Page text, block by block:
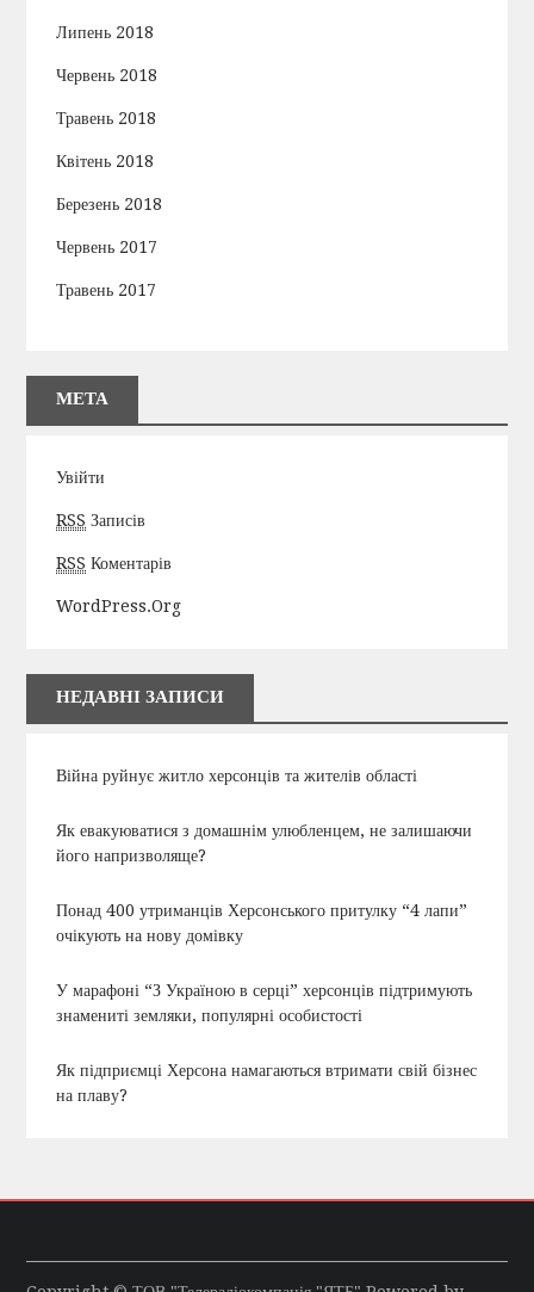
Липень 2018
Червень 2018
Травень 2018
Квітень 2018
Березень 2018
Червень 2017
Травень 2017
МЕТА
Увійти
RSS Записів
RSS Коментарів
WordPress.org
НЕДАВНІ ЗАПИСИ
Війна руйнує житло херсонців та жителів області
Як евакуюватися з домашнім улюбленцем, не залишаючи
його напризволяще?
Понад 400 утриманців Херсонського притулку “4 лапи”
очікують на нову домівку
У марафоні “З Україною в серці” херсонців підтримують
знамениті земляки, популярні особистості
Як підприємці Херсона намагаються втримати свій бізнес
на плаву?